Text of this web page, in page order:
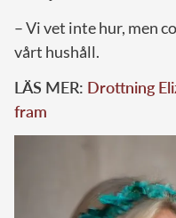
– Vi vet inte hur, men
vårt hushåll.
LÄS MER: Drottning
fram